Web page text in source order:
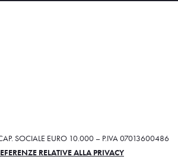
SOCIALE EURO 10.000 – P.IVA 07013600486
RELATIVE ALLA PRIVACY